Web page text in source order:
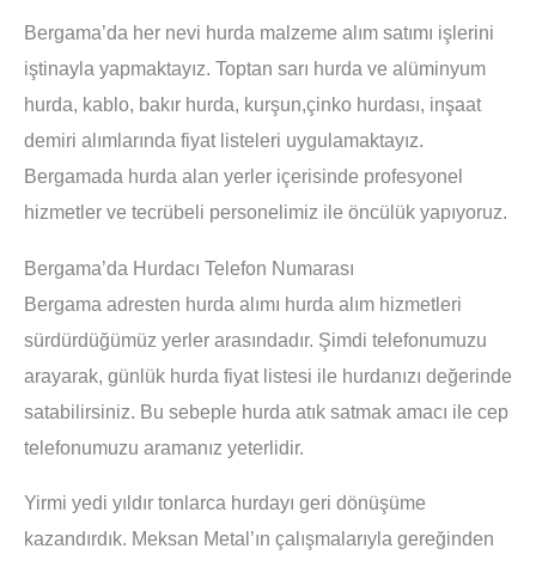
Bergama’da her nevi hurda malzeme alım satımı işlerini
iştinayla yapmaktayız. Toptan sarı hurda ve alüminyum
hurda, kablo, bakır hurda, kurşun,çinko hurdası, inşaat
demiri alımlarında fiyat listeleri uygulamaktayız.
Bergamada hurda alan yerler içerisinde profesyonel
hizmetler ve tecrübeli personelimiz ile öncülük yapıyoruz.
Bergama’da Hurdacı Telefon Numarası
Bergama adresten hurda alımı hurda alım hizmetleri
sürdürdüğümüz yerler arasındadır. Şimdi telefonumuzu
arayarak, günlük hurda fiyat listesi ile hurdanızı değerinde
satabilirsiniz. Bu sebeple hurda atık satmak amacı ile cep
telefonumuzu aramanız yeterlidir.
Yirmi yedi yıldır tonlarca hurdayı geri dönüşüme
kazandırdık. Meksan Metal’ın çalışmalarıyla gereğinden